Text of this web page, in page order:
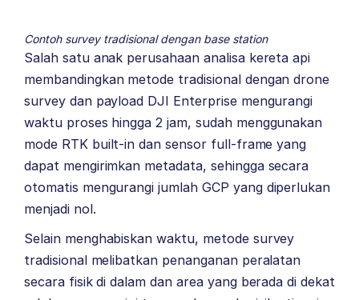
Contoh survey tradisional dengan base station
Salah satu anak perusahaan analisa kereta api
membandingkan metode tradisional dengan drone
survey dan payload DJI Enterprise mengurangi
waktu proses hingga 2 jam, sudah menggunakan
mode RTK built-in dan sensor full-frame yang
dapat mengirimkan metadata, sehingga secara
otomatis mengurangi jumlah GCP yang diperlukan
menjadi nol.
Selain menghabiskan waktu, metode survey
tradisional melibatkan penanganan peralatan
secara fisik di dalam dan area yang berada di dekat